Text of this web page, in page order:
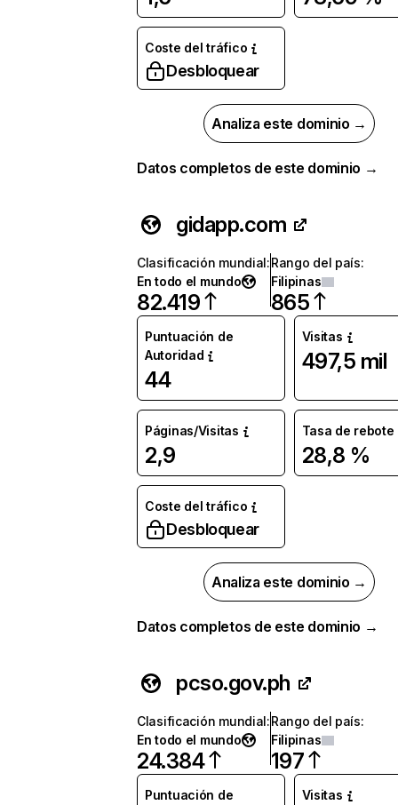
Coste del tráfico
Desbloquear
Analiza este dominio →
Datos completos de este dominio →
gidapp.com
Clasificación mundial:
En todo el mundo
82.419
Rango del país:
Filipinas
865
Puntuación de
Autoridad
44
Visitas
497,5 mil
Páginas/Visitas
2,9
Tasa de rebote
28,8 %
Coste del tráfico
Desbloquear
Analiza este dominio →
Datos completos de este dominio →
pcso.gov.ph
Clasificación mundial:
En todo el mundo
24.384
Rango del país:
Filipinas
197
Puntuación de
Visitas